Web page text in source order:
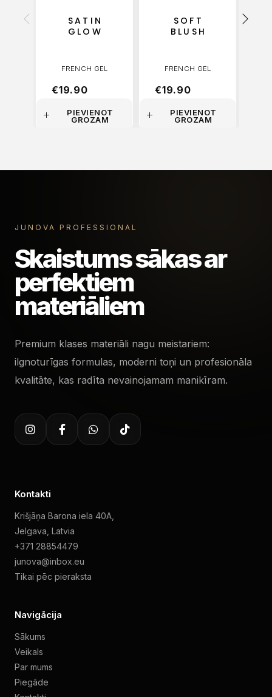
PIEVIENOT
GROZAM
SATIN
GLOW
FRENCH GEL
€19.90
PIEVIENOT
GROZAM
SOFT
BLUSH
FRENCH GEL
€19.90
JUNOVA PROFESSIONAL
Skaistums sākas ar
perfektiem
materiāliem
Premium klases materiāli nagu meistariem:
ilgnoturīgas formulas, moderni toņi un profesionāla
kvalitāte, kas radīta nevainojamam manikīram.
Kontakti
Krišjāņa Barona iela 40A,
Jelgava, Latvia
+371 28854479
junova@inbox.eu
Tikai pēc pieraksta
Navigācija
Sākums
Veikals
Par mums
Piegāde